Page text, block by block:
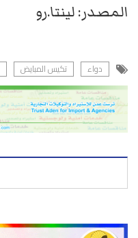
المصدر: لينتا.رو
دواء تكيس المبايض